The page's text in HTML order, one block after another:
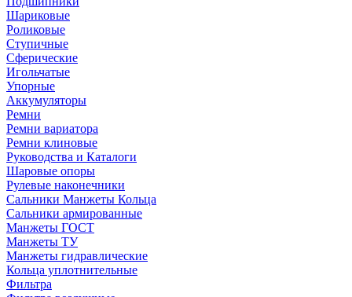
Шариковые
Роликовые
Ступичные
Сферические
Игольчатые
Упорные
Аккумуляторы
Ремни
Ремни вариатора
Ремни клиновые
Руководства и Каталоги
Шаровые опоры
Рулевые наконечники
Сальники Манжеты Кольца
Сальники армированные
Манжеты ГОСТ
Манжеты ТУ
Манжеты гидравлические
Кольца уплотнительные
Фильтра